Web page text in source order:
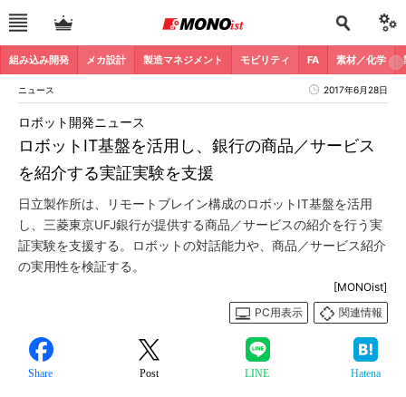
組み込み開発 メカ設計 製造マネジメント モビリティ FA 素材／化学
ニュース 2017年6月28日
ロボットIT基盤を活用し、銀行の商品／サービス
を紹介する実証実験を支援
ロボット開発ニュース
日立製作所は、リモートブレイン構成のロボットIT基盤を活用
し、三菱東京UFJ銀行が提供する商品／サービスの紹介を行う実
証実験を支援する。ロボットの対話能力や、商品／サービス紹介
の実用性を検証する。
[MONOist]
PC用表示
関連情報
Share Post LINE Hatena